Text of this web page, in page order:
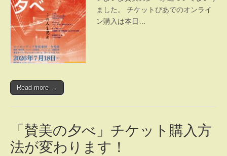
ました。 チケットぴあでのオンライ
ン購入は本日…
Read more →
「賛美の夕べ」チケット購入方
法が変わります！